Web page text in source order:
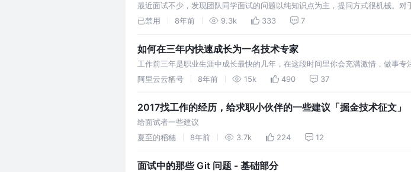
最近面试不少，发现团队同学面试的问题以纯知识点为主，提问方式很机械。
试方式有很大关系。这篇文章主要是记录我是如何面试，以分享给大家作参考
已禁用 8年前 9.3k 333 7
如何在三年内快速成长为一名技术专家
工作前三年是职业生涯中成长最快的几年，在这段时间里你会充满激情，做事
某一个领域的技术专家，有些同学也可能止步不前。本文和大家一起探讨下如
阿里云云栖号 8年前 15k 490 37
2017找工作的经历，给求职小伙伴的一些建议「掘金技术征文」
给面试者一些建议
夏至的稻穗
8年前 3.7k 224 12
面试中的那些 Git 问题 - 基础部分